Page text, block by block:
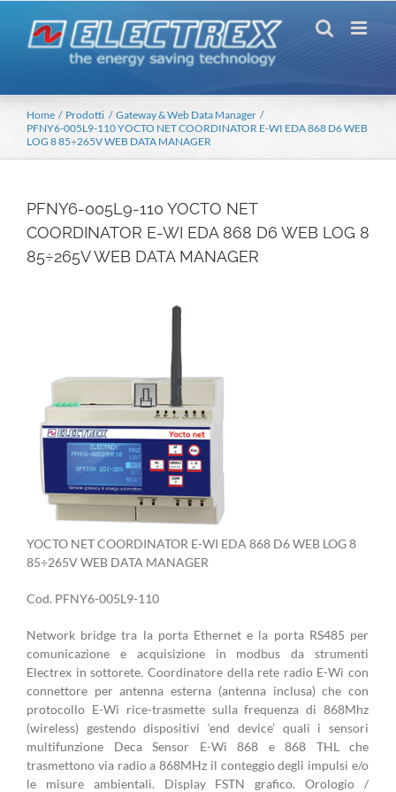
contenuto
Home Prodotti
Gateway & Web Data Manager
PFNY6-005L9-110 YOCTO NET COORDINATOR E-WI EDA 868 D6 WEB
LOG 8 85÷265V WEB DATA MANAGER
PFNY6-005L9-110 YOCTO NET
COORDINATOR E-WI EDA 868 D6 WEB LOG 8
85÷265V WEB DATA MANAGER
YOCTO NET COORDINATOR E-WI EDA 868 D6 WEB LOG 8
85÷265V WEB DATA MANAGER
Cod. PFNY6-005L9-110
Network bridge tra la porta Ethernet e la porta RS485 per
comunicazione e acquisizione in modbus da strumenti
Electrex in sottorete. Coordinatore della rete radio E-Wi con
connettore per antenna esterna (antenna inclusa) che con
protocollo E-Wi rice-trasmette sulla frequenza di 868Mhz
(wireless) gestendo dispositivi ‘end device’ quali i sensori
multifunzione Deca Sensor E-Wi 868 e 868 THL che
trasmettono via radio a 868MHz il conteggio degli impulsi e/o
le misure ambientali. Display FSTN grafico. Orologio /